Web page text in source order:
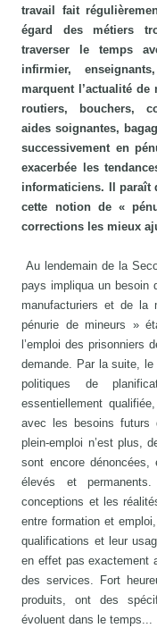
travail fait
égard des métiers
traverser le temps
infirmier,
marquent l’actualité
routiers, bouchers,
aides soignantes,
successivement en
exacerbée les
informaticiens. Il paraît
cette notion de «
corrections les mieux
Au lendemain de la
pays impliqua un besoin
manufacturiers et de la
pénurie de mineurs »
l’emploi des prisonniers
demande. Par la suite,
politiques de
essentiellement
avec les besoins futurs
plein-emploi n’est plus,
sont encore
élevés et
conceptions et les
entre formation et
qualifications et leur
en effet pas exactement
des services. Fort
produits, ont des
évoluent dans le temps...